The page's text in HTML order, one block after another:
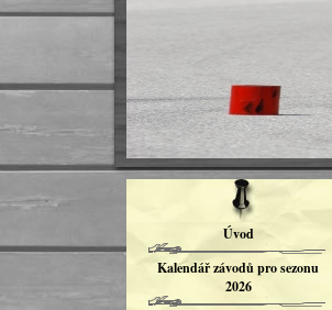
Úvod
Kalendář závodů pro sezonu
2026